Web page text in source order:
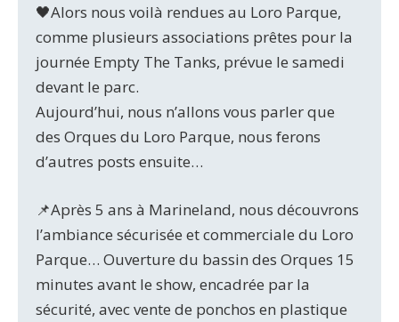
🖤Alors nous voilà rendues au Loro Parque,
comme plusieurs associations prêtes pour la
journée Empty The Tanks, prévue le samedi
devant le parc.
Aujourd’hui, nous n’allons vous parler que
des Orques du Loro Parque, nous ferons
d’autres posts ensuite…
📌Après 5 ans à Marineland, nous découvrons
l’ambiance sécurisée et commerciale du Loro
Parque… Ouverture du bassin des Orques 15
minutes avant le show, encadrée par la
sécurité, avec vente de ponchos en plastique